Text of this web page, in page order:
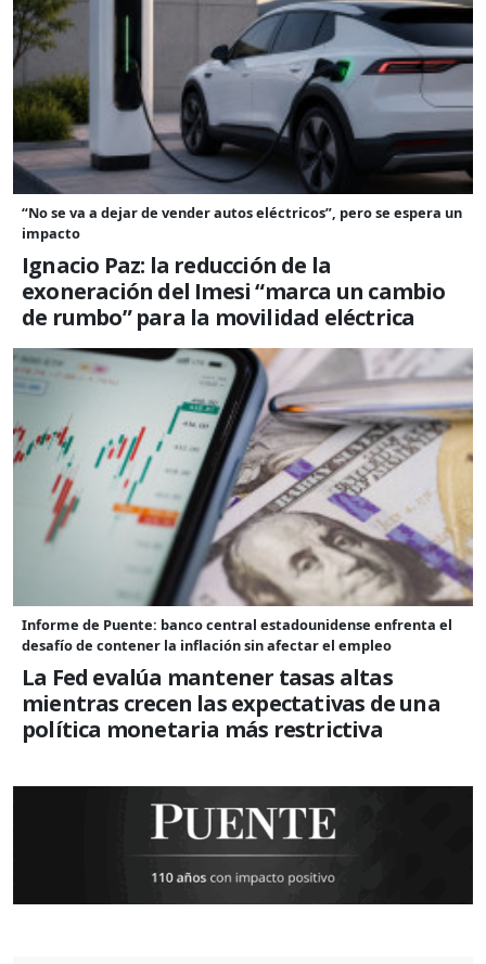
“No se va a dejar de vender autos eléctricos”, pero se espera un
impacto
Ignacio Paz: la reducción de la
exoneración del Imesi “marca un cambio
de rumbo” para la movilidad eléctrica
Informe de Puente: banco central estadounidense enfrenta el
desafío de contener la inflación sin afectar el empleo
La Fed evalúa mantener tasas altas
mientras crecen las expectativas de una
política monetaria más restrictiva